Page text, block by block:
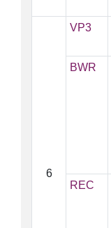
6
VP3
BWR
REC